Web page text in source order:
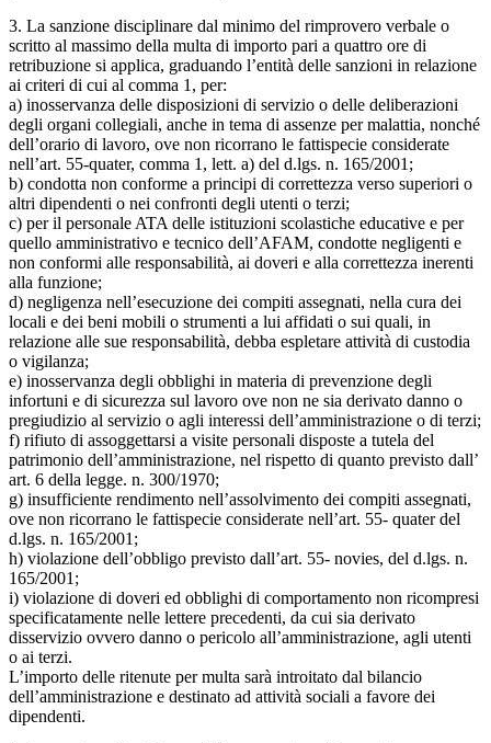
3. La sanzione disciplinare dal minimo del rimprovero verbale o
scritto al massimo della multa di importo pari a quattro ore di
retribuzione si applica, graduando l’entità delle sanzioni in relazione
ai criteri di cui al comma 1, per:
a) inosservanza delle disposizioni di servizio o delle deliberazioni
degli organi collegiali, anche in tema di assenze per malattia, nonché
dell’orario di lavoro, ove non ricorrano le fattispecie considerate
nell’art. 55-quater, comma 1, lett. a) del d.lgs. n. 165/2001;
b) condotta non conforme a principi di correttezza verso superiori o
altri dipendenti o nei confronti degli utenti o terzi;
c) per il personale ATA delle istituzioni scolastiche educative e per
quello amministrativo e tecnico dell’AFAM, condotte negligenti e
non conformi alle responsabilità, ai doveri e alla correttezza inerenti
alla funzione;
d) negligenza nell’esecuzione dei compiti assegnati, nella cura dei
locali e dei beni mobili o strumenti a lui affidati o sui quali, in
relazione alle sue responsabilità, debba espletare attività di custodia
o vigilanza;
e) inosservanza degli obblighi in materia di prevenzione degli
infortuni e di sicurezza sul lavoro ove non ne sia derivato danno o
pregiudizio al servizio o agli interessi dell’amministrazione o di terzi;
f) rifiuto di assoggettarsi a visite personali disposte a tutela del
patrimonio dell’amministrazione, nel rispetto di quanto previsto dall’
art. 6 della legge. n. 300/1970;
g) insufficiente rendimento nell’assolvimento dei compiti assegnati,
ove non ricorrano le fattispecie considerate nell’art. 55- quater del
d.lgs. n. 165/2001;
h) violazione dell’obbligo previsto dall’art. 55- novies, del d.lgs. n.
165/2001;
i) violazione di doveri ed obblighi di comportamento non ricompresi
specificatamente nelle lettere precedenti, da cui sia derivato
disservizio ovvero danno o pericolo all’amministrazione, agli utenti
o ai terzi.
L’importo delle ritenute per multa sarà introitato dal bilancio
dell’amministrazione e destinato ad attività sociali a favore dei
dipendenti.